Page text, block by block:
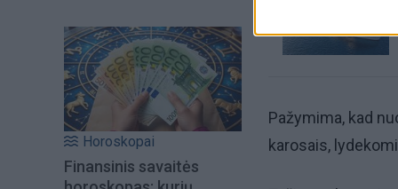
Horoskopai
Finansinis savaitės
Pažymima, kad
karosais,